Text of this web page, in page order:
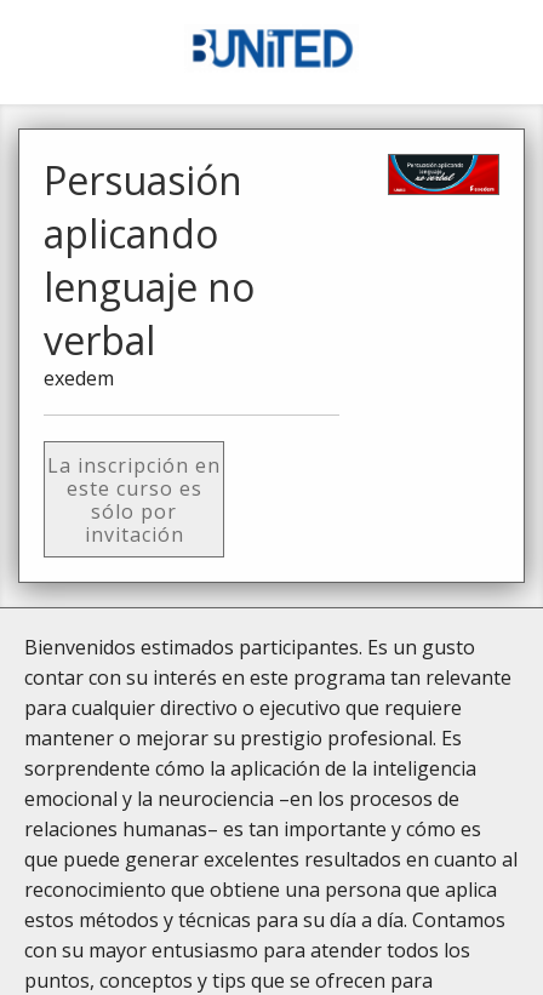
Persuasión
aplicando
lenguaje no
verbal
exedem
La inscripción en
este curso es
sólo por
invitación
Bienvenidos estimados participantes. Es un gusto
contar con su interés en este programa tan relevante
para cualquier directivo o ejecutivo que requiere
mantener o mejorar su prestigio profesional. Es
sorprendente cómo la aplicación de la inteligencia
emocional y la neurociencia –en los procesos de
relaciones humanas– es tan importante y cómo es
que puede generar excelentes resultados en cuanto al
reconocimiento que obtiene una persona que aplica
estos métodos y técnicas para su día a día. Contamos
con su mayor entusiasmo para atender todos los
puntos, conceptos y tips que se ofrecen para